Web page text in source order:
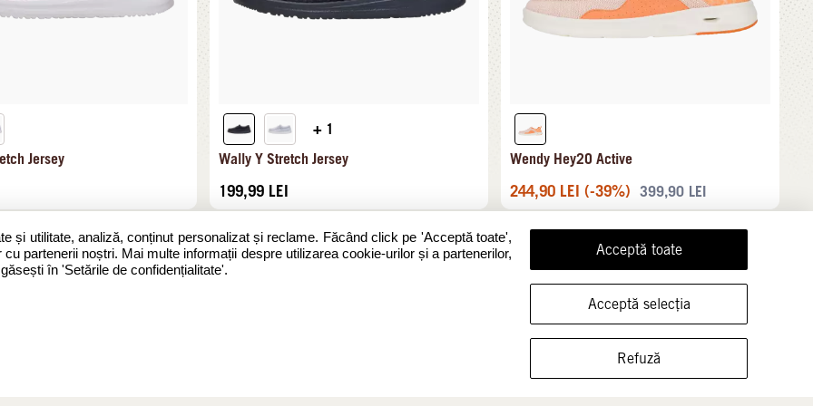
ARATĂ ÎNCĂLȚĂMINTEA ÎN ACEASTĂ MĂRIME
Jersey
+ 1
Wally Y Stretch Jersey
199,99 LEI
Wendy Hey2O Active
244,90 LEI (-39%) 399,90 LEI
și utilitate, analiză, conținut personalizat și reclame. Făcând click pe 'Acceptă toate',
partenerii noștri. Mai multe informații despre utilizarea cookie-urilor și a partenerilor,
în 'Setările de confidențialitate'.
Acceptă toate
Acceptă selecția
Refuză